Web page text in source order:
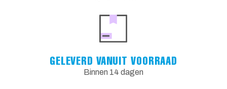
GELEVERD VANUIT VOORRAAD
Binnen 14 dagen